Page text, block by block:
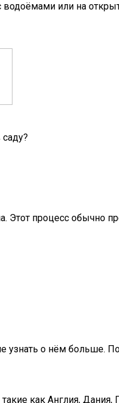
водоёмами или на
процесс обычно
узнать о нём больше.
как Англия,